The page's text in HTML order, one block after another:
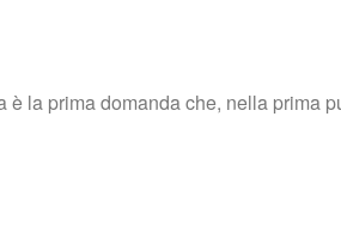
è la prima domanda che, nella